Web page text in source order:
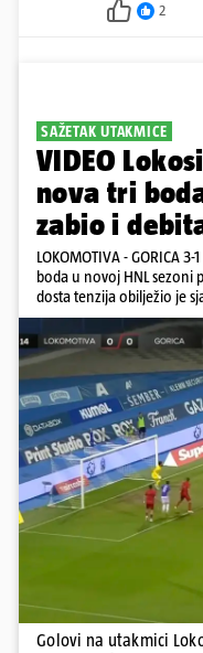
2
SAŽETAK UTAKMICE
VIDEO
nova tri
zabio i
LOKOMOTIVA - GORICA
boda u novoj HNL sezoni
dosta tenzija obilježio je
gol Mariću, a zakuhao drugi kada je Kavelj zabio auto-gol.
Bogojević je smanjio,
primila kontru pred kraj.
Golovi na utakmici